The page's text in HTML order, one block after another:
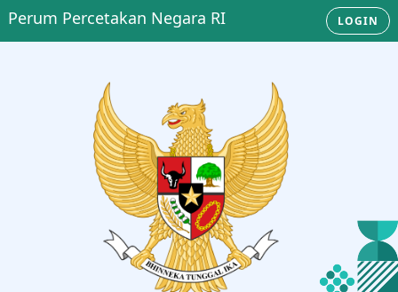
Perum Percetakan Negara RI LOGIN